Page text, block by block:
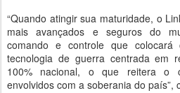
“Quando atingir sua maturidade, o
mais avançados e seguros do
comando e controle que
tecnologia de guerra centrada em
100% nacional, o que reitera o
envolvidos com a soberania do país”,